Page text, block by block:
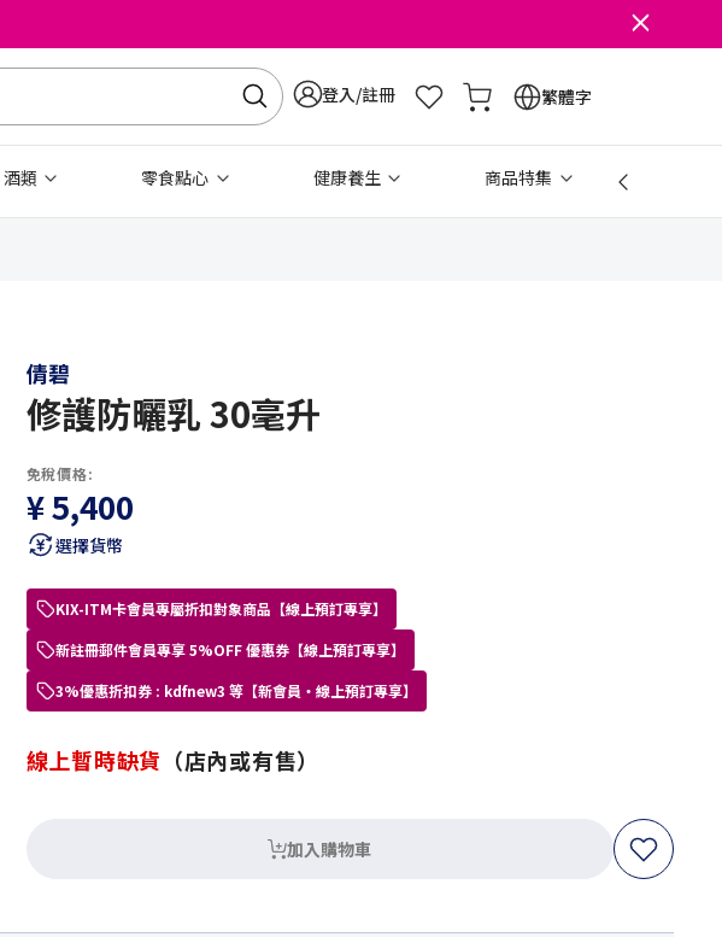
登入/註冊 繁體字
酒類 零食點心 健康養生 商品特集
倩碧
修護防曬乳 30毫升
免稅價格:
¥ 5,400
選擇貨幣
KIX-ITM卡會員專屬折扣對象商品【線上預訂專享】
新註冊郵件會員專享 5%OFF 優惠券【線上預訂專享】
3%優惠折扣券 : kdfnew3 等【新會員・線上預訂專享】
線上暫時缺貨 （店內或有售）
加入購物車